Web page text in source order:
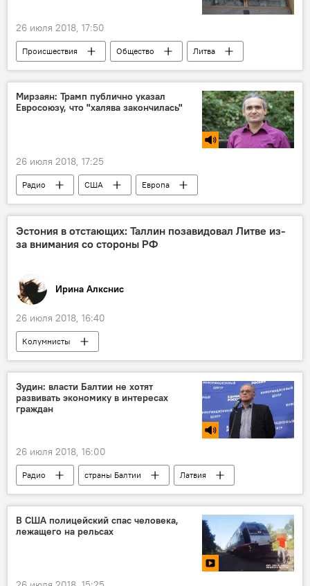
26 июля 2018, 17:50
Происшествия Общество
Литва
Министерство культуры
Служба специальных расследований (STT)
Мирзаян: Трамп публично указал
Евросоюзу, что "халява закончилась"
26 июля 2018, 17:25
Радио США
Европа
Жан-Клод Юнкер
Дональд Трамп
Геворг Мирзаян
Еврокомиссия (ЕК)
ЕС
встреча
Эстония в отстающих: Таллин позавидовал Литве из-
за внимания со стороны РФ
Ирина Алкснис
26 июля 2018, 16:40
Колумнисты
Зудин: власти Балтии не хотят
развивать экономику в интересах
граждан
26 июля 2018, 16:00
Радио страны Балтии Латвия
В США полицейский спас человека,
лежащего на рельсах